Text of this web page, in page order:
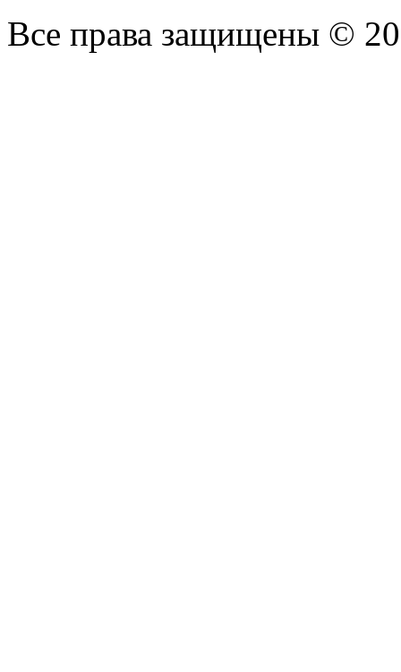
Все права защищены ©